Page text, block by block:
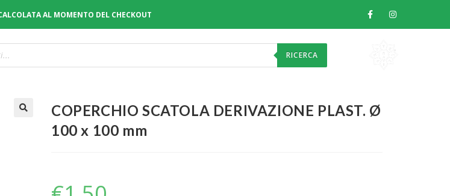
AL MOMENTO DEL CHECKOUT
RICERCA
COPERCHIO SCATOLA DERIVAZIONE PLAST. Ø
100 x 100 mm